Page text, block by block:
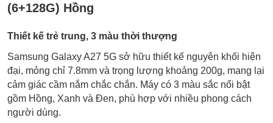
(6+128G) Hồng
Thiết kế trẻ trung, 3 màu thời thượng
Samsung Galaxy A27 5G sở hữu thiết kế nguyên khối hiện
đại, mỏng chỉ 7.8mm và trọng lượng khoảng 200g, mang lại
cảm giác cầm nắm chắc chắn. Máy có 3 màu sắc nổi bật
gồm Hồng, Xanh và Đen, phù hợp với nhiều phong cách
người dùng.